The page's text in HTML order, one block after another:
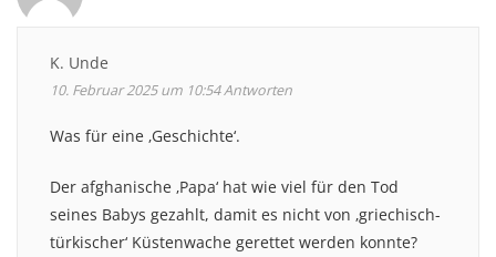
K. Unde
10. Februar 2025 um 10:54Antworten
Was für eine ‚Geschichte‘.
Der afghanische ‚Papa‘ hat wie viel für den Tod
seines Babys gezahlt, damit es nicht von ‚griechisch-
türkischer‘ Küstenwache gerettet werden konnte?